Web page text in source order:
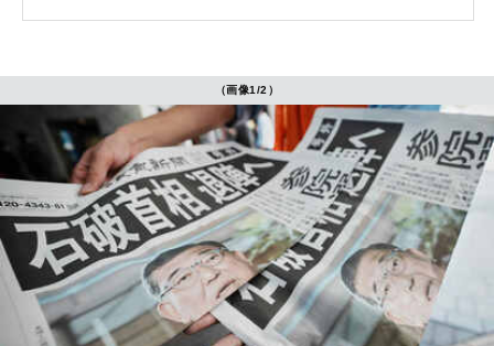
（画像1/2）